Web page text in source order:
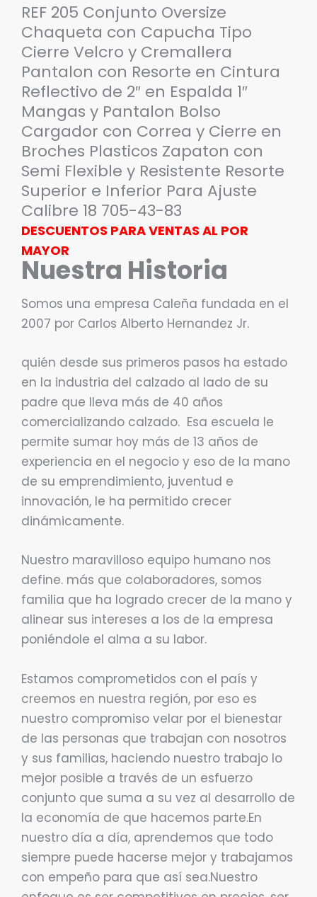
REF 205 Conjunto Oversize
Chaqueta con Capucha Tipo
Cierre Velcro y Cremallera
Pantalon con Resorte en Cintura
Reflectivo de 2″ en Espalda 1″
Mangas y Pantalon Bolso
Cargador con Correa y Cierre en
Broches Plasticos Zapaton con
Semi Flexible y Resistente Resorte
Superior e Inferior Para Ajuste
Calibre 18 705-43-83
DESCUENTOS PARA VENTAS AL POR
MAYOR
Nuestra Historia
Somos una empresa Caleña fundada en el
2007 por Carlos Alberto Hernandez Jr.
quién desde sus primeros pasos ha estado
en la industria del calzado al lado de su
padre que lleva más de 40 años
comercializando calzado. Esa escuela le
permite sumar hoy más de 13 años de
experiencia en el negocio y eso de la mano
de su emprendimiento, juventud e
innovación, le ha permitido crecer
dinámicamente.
Nuestro maravilloso equipo humano nos
define. más que colaboradores, somos
familia que ha logrado crecer de la mano y
alinear sus intereses a los de la empresa
poniéndole el alma a su labor.
Estamos comprometidos con el país y
creemos en nuestra región, por eso es
nuestro compromiso velar por el bienestar
de las personas que trabajan con nosotros
y sus familias, haciendo nuestro trabajo lo
mejor posible a través de un esfuerzo
conjunto que suma a su vez al desarrollo de
la economía de que hacemos parte.En
nuestro día a día, aprendemos que todo
siempre puede hacerse mejor y trabajamos
con empeño para que así sea.Nuestro